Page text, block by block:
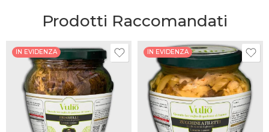
Prodotti Raccomandati
IN EVIDENZA IN EVIDENZA